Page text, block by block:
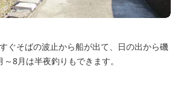
ぐそばの波止から船が出て、日の出から磯
8月は半夜釣りもできます。